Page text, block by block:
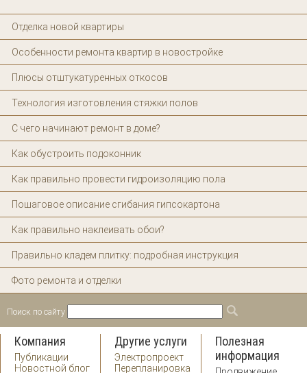
Отделка новой квартиры
Особенности ремонта квартир в новостройке
Плюсы отштукатуренных откосов
Технология изготовления стяжки полов
С чего начинают ремонт в доме?
Как обустроить подоконник
Как правильно провести гидроизоляцию пола
Пошаговое описание сгибания гипсокартона
Как правильно наклеивать обои?
Правильно кладем плитку: подробная инструкция
Фото ремонта и отделки
Форма поиска
Поиск по сайту
Компания
Публикации
Новостной блог
Другие услуги
Электропроект
Перепланировка
Полезная
информация